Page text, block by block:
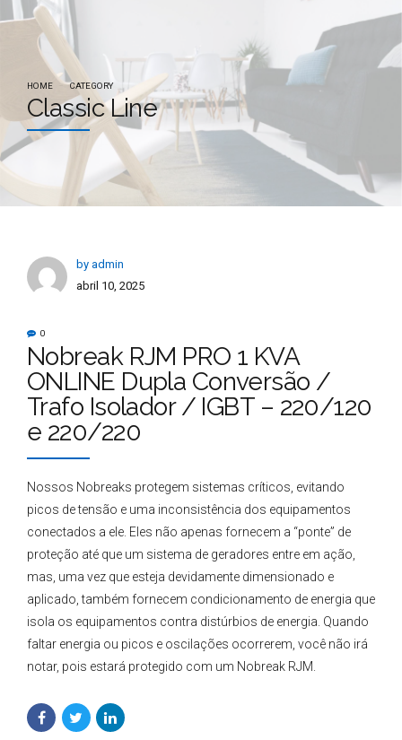
HOME CATEGORY
Classic Line
by admin
abril 10, 2025
0
Nobreak RJM PRO 1 KVA
ONLINE Dupla Conversão /
Trafo Isolador / IGBT – 220/120
e 220/220
Nossos Nobreaks protegem sistemas críticos, evitando
picos de tensão e uma inconsistência dos equipamentos
conectados a ele. Eles não apenas fornecem a “ponte” de
proteção até que um sistema de geradores entre em ação,
mas, uma vez que esteja devidamente dimensionado e
aplicado, também fornecem condicionamento de energia que
isola os equipamentos contra distúrbios de energia. Quando
faltar energia ou picos e oscilações ocorrerem, você não irá
notar, pois estará protegido com um Nobreak RJM.